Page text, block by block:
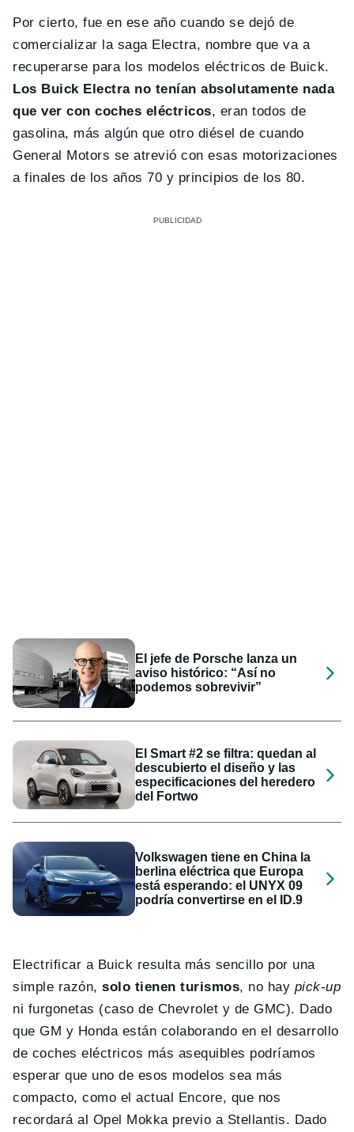
Por cierto, fue en ese año cuando se dejó de
comercializar la saga Electra, nombre que va a
recuperarse para los modelos eléctricos de Buick.
Los Buick Electra no tenían absolutamente nada
que ver con coches eléctricos, eran todos de
gasolina, más algún que otro diésel de cuando
General Motors se atrevió con esas motorizaciones
a finales de los años 70 y principios de los 80.
El jefe de Porsche lanza un
aviso histórico: “Así no
podemos sobrevivir”
El Smart #2 se filtra: quedan al
descubierto el diseño y las
especificaciones del heredero
del Fortwo
Volkswagen tiene en China la
berlina eléctrica que Europa
está esperando: el UNYX 09
podría convertirse en el ID.9
Electrificar a Buick resulta más sencillo por una
simple razón,solo tienen turismos, no hay pick-up
ni furgonetas (caso de Chevrolet y de GMC). Dado
que GM y Honda están colaborando en el desarrollo
de coches eléctricos más asequibles podríamos
esperar que uno de esos modelos sea más
compacto, como el actual Encore, que nos
recordará al Opel Mokka previo a Stellantis. Dado